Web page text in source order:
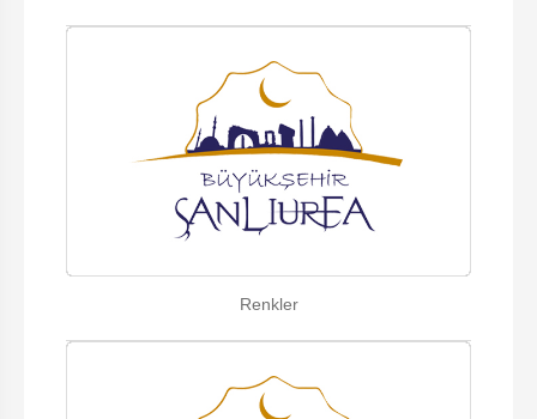
Renkler